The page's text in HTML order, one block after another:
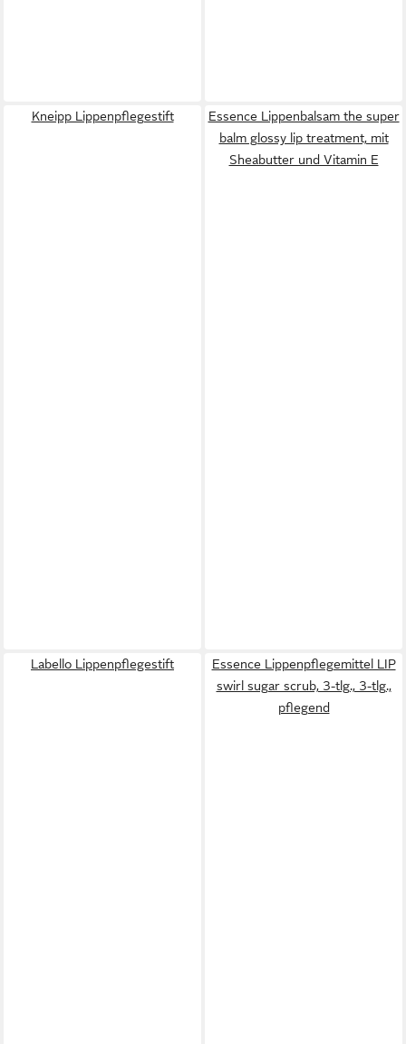
Kneipp Lippenpflegestift
Essence Lippenbalsam the super
balm glossy lip treatment, mit
Sheabutter und Vitamin E
Labello Lippenpflegestift
Essence Lippenpflegemittel LIP
swirl sugar scrub, 3-tlg., 3-tlg.,
pflegend